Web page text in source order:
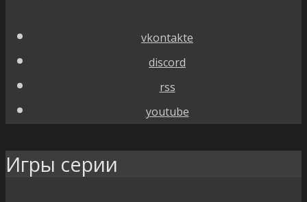
vkontakte
discord
rss
youtube
Игры серии